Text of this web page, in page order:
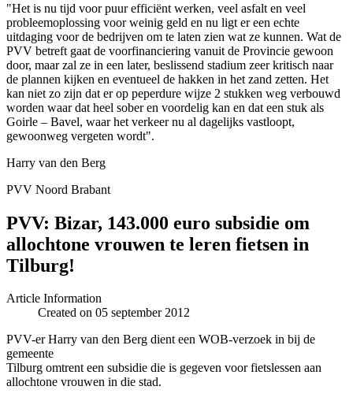
"Het is nu tijd voor puur efficiënt werken, veel asfalt en veel
probleemoplossing voor weinig geld en nu ligt er een echte
uitdaging voor de bedrijven om te laten zien wat ze kunnen. Wat de
PVV betreft gaat de voorfinanciering vanuit de Provincie gewoon
door, maar zal ze in een later, beslissend stadium zeer kritisch naar
de plannen kijken en eventueel de hakken in het zand zetten. Het
kan niet zo zijn dat er op peperdure wijze 2 stukken weg verbouwd
worden waar dat heel sober en voordelig kan en dat een stuk als
Goirle – Bavel, waar het verkeer nu al dagelijks vastloopt,
gewoonweg vergeten wordt".
Harry van den Berg
PVV Noord Brabant
PVV: Bizar, 143.000 euro subsidie om
allochtone vrouwen te leren fietsen in
Tilburg!
Article Information
Created on 05 september 2012
PVV-er Harry van den Berg dient een WOB-verzoek in bij de
gemeente
Tilburg omtrent een subsidie die is gegeven voor fietslessen aan
allochtone vrouwen in die stad.